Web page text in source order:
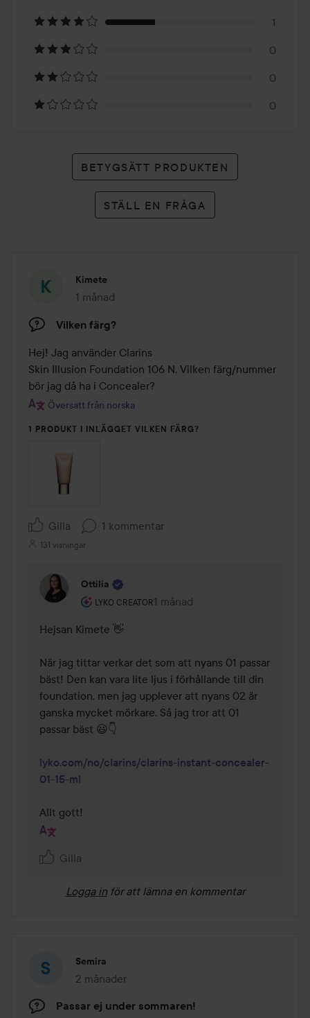
3
betyg
1
0
0
0
BETYGSÄTT PRODUKTEN
STÄLL EN FRÅGA
Kimete
1 månad
Inlägget skapades 1 månad
Vilken färg?
Hej! Jag använder Clarins
Skin Illusion Foundation 106 N. Vilken färg/nummer
bör jag då ha i Concealer?
Översatt från norska
1 PRODUKT I INLÄGGET VILKEN FÄRG?
Gilla 1 kommentar
131 visningar
Ottilia
LYKO CREATOR
Användarens roll: Lyko Creator.
1 månad
Kommentaren lades 1 månad
Hejsan Kimete 👋
När jag tittar verkar det som att nyans 01 passar
bäst! Den kan vara lite ljus i förhållande till din
foundation, men jag upplever att nyans 02 är
ganska mycket mörkare. Så jag tror att 01
passar bäst 😃👇
lyko.com/no/clarins/clarins-instant-concealer-
01-15-ml
Allt gott!
Gilla
Logga in för att lämna en kommentar
Semira
2 månader
Inlägget skapades 2 månader
Passar ej under sommaren!